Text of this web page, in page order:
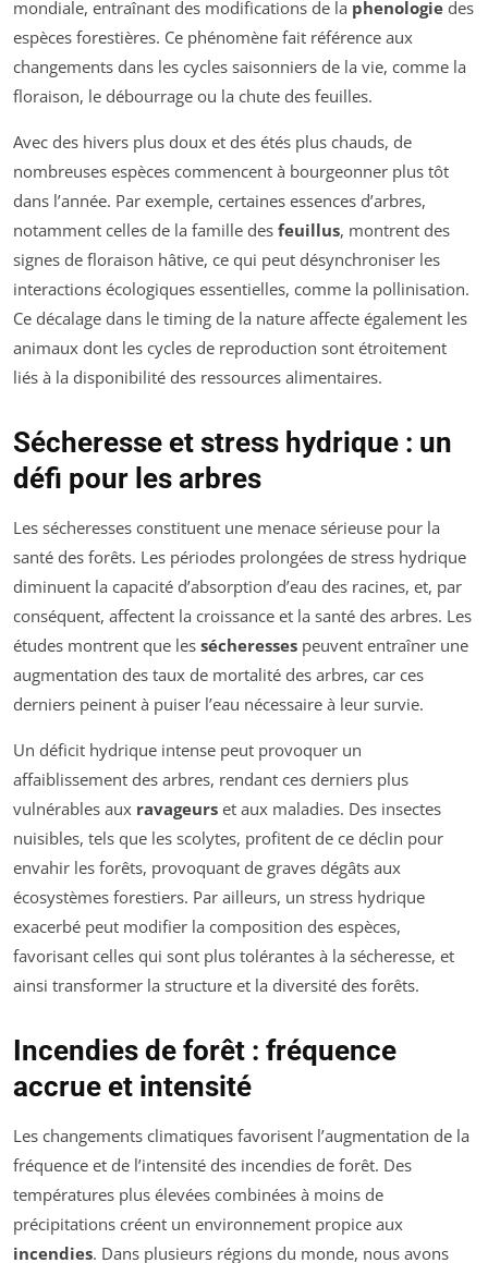
mondiale, entraînant des modifications de la phenologie des
espèces forestières. Ce phénomène fait référence aux
changements dans les cycles saisonniers de la vie, comme la
floraison, le débourrage ou la chute des feuilles.
Avec des hivers plus doux et des étés plus chauds, de
nombreuses espèces commencent à bourgeonner plus tôt
dans l’année. Par exemple, certaines essences d’arbres,
notamment celles de la famille des feuillus, montrent des
signes de floraison hâtive, ce qui peut désynchroniser les
interactions écologiques essentielles, comme la pollinisation.
Ce décalage dans le timing de la nature affecte également les
animaux dont les cycles de reproduction sont étroitement
liés à la disponibilité des ressources alimentaires.
Sécheresse et stress hydrique : un
défi pour les arbres
Les sécheresses constituent une menace sérieuse pour la
santé des forêts. Les périodes prolongées de stress hydrique
diminuent la capacité d’absorption d’eau des racines, et, par
conséquent, affectent la croissance et la santé des arbres. Les
études montrent que les sécheresses peuvent entraîner une
augmentation des taux de mortalité des arbres, car ces
derniers peinent à puiser l’eau nécessaire à leur survie.
Un déficit hydrique intense peut provoquer un
affaiblissement des arbres, rendant ces derniers plus
vulnérables aux ravageurs et aux maladies. Des insectes
nuisibles, tels que les scolytes, profitent de ce déclin pour
envahir les forêts, provoquant de graves dégâts aux
écosystèmes forestiers. Par ailleurs, un stress hydrique
exacerbé peut modifier la composition des espèces,
favorisant celles qui sont plus tolérantes à la sécheresse, et
ainsi transformer la structure et la diversité des forêts.
Incendies de forêt : fréquence
accrue et intensité
Les changements climatiques favorisent l’augmentation de la
fréquence et de l’intensité des incendies de forêt. Des
températures plus élevées combinées à moins de
précipitations créent un environnement propice aux
incendies. Dans plusieurs régions du monde, nous avons